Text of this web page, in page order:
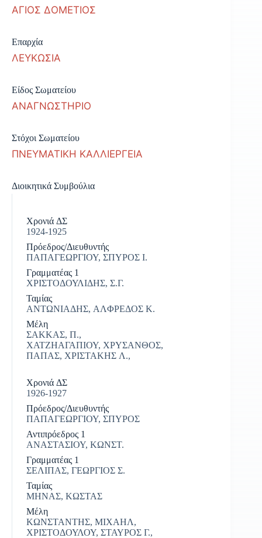
ΑΓΙΟΣ ΔΟΜΕΤΙΟΣ
Επαρχία
ΛΕΥΚΩΣΙΑ
Είδος Σωματείου
ΑΝΑΓΝΩΣΤΗΡΙΟ
Στόχοι Σωματείου
ΠΝΕΥΜΑΤΙΚΗ ΚΑΛΛΙΕΡΓΕΙΑ
Διοικητικά Συμβούλια
Χρονιά ΔΣ
1924-1925
Πρόεδρος/Διευθυντής
ΠΑΠΑΓΕΩΡΓΙΟΥ, ΣΠΥΡΟΣ Ι.
Γραμματέας 1
ΧΡΙΣΤΟΔΟΥΛΙΔΗΣ, Σ.Γ.
Ταμίας
ΑΝΤΩΝΙΑΔΗΣ, ΑΛΦΡΕΔΟΣ Κ.
Μέλη
ΣΑΚΚΑΣ, Π.,
ΧΑΤΖΗΑΓΑΠΙΟΥ, ΧΡΥΣΑΝΘΟΣ,
ΠΑΠΑΣ, ΧΡΙΣΤΑΚΗΣ Λ.,
Χρονιά ΔΣ
1926-1927
Πρόεδρος/Διευθυντής
ΠΑΠΑΓΕΩΡΓΙΟΥ, ΣΠΥΡΟΣ
Αντιπρόεδρος 1
ΑΝΑΣΤΑΣΙΟΥ, ΚΩΝΣΤ.
Γραμματέας 1
ΣΕΛΙΠΑΣ, ΓΕΩΡΓΙΟΣ Σ.
Ταμίας
ΜΗΝΑΣ, ΚΩΣΤΑΣ
Μέλη
ΚΩΝΣΤΑΝΤΗΣ, ΜΙΧΑΗΛ,
ΧΡΙΣΤΟΔΟΥΛΟΥ, ΣΤΑΥΡΟΣ Γ.,